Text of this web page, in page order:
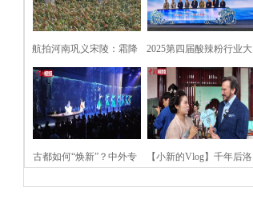
航拍河南巩义宋陵：霜降
时节高粱红
2025第四届酸辣粉行业大
会在河南开封举行
古都如何“焕新”？中外专 【小新的Vlog】千年后洛